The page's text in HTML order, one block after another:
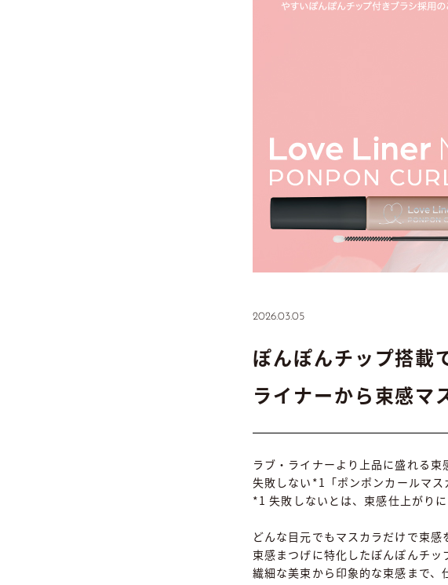
2026.03.05
ぽんぽんチップ搭載
ライナーから束感マ
ラブ・ライナーより上品に盛れる束
失敗しない*1「ポンポンカールマス
*1 失敗しないとは、束感仕上がり
どんな目元でもマスカラだけで束感
束感まつげに特化したぽんぽんチッ
繊細な美束から印象的な束感まで、